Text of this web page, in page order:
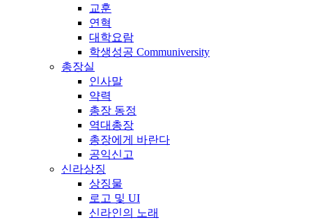
교훈
연혁
대학요람
학생성공 Communiversity
총장실
인사말
약력
총장 동정
역대총장
총장에게 바란다
공익신고
신라상징
상징물
로고 및 UI
신라인의 노래